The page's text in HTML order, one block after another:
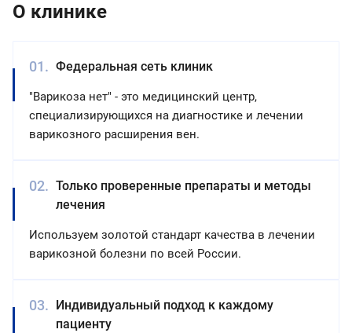
О клинике
Федеральная сеть клиник
"Варикоза нет" - это медицинский центр,
специализирующихся на диагностике и лечении
варикозного расширения вен.
Только проверенные препараты и методы
лечения
Используем золотой стандарт качества в лечении
варикозной болезни по всей России.
Индивидуальный подход к каждому
пациенту